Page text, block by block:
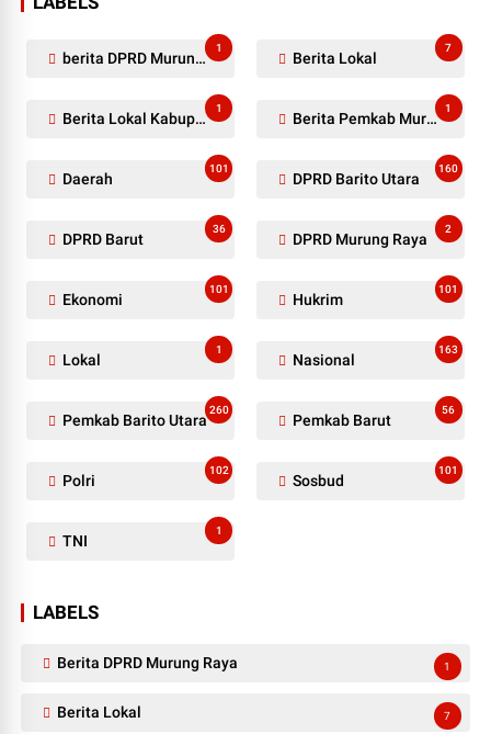
berita DPRD Murung Raya
1
Berita Lokal
7
Berita Lokal Kabupaten Barito Utara
1
Berita Pemkab Murung Raya
1
Daerah
101
DPRD Barito Utara
160
DPRD Barut
36
DPRD Murung Raya
2
Ekonomi
101
Hukrim
101
Lokal
1
Nasional
163
Pemkab Barito Utara
260
Pemkab Barut
56
Polri
102
Sosbud
101
TNI
1
LABELS
Berita DPRD Murung Raya 1
Berita Lokal 7